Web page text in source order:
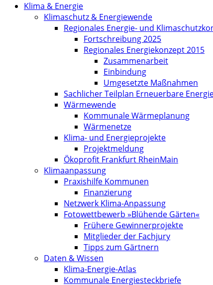
Klima & Energie
Klimaschutz & Energiewende
Regionales Energie- und
Fortschreibung 2025
Regionales Energiekonzept 2015
Zusammenarbeit
Einbindung
Umgesetzte Maßnahmen
Sachlicher Teilplan Erneuerbare
Wärmewende
Kommunale Wärmeplanung
Wärmenetze
Klima- und Energieprojekte
Projektmeldung
Ökoprofit Frankfurt RheinMain
Klimaanpassung
Praxishilfe Kommunen
Finanzierung
Netzwerk Klima-Anpassung
Fotowettbewerb »Blühende Gärten«
Frühere Gewinnerprojekte
Mitglieder der Fachjury
Tipps zum Gärtnern
Daten & Wissen
Klima-Energie-Atlas
Kommunale Energiesteckbriefe